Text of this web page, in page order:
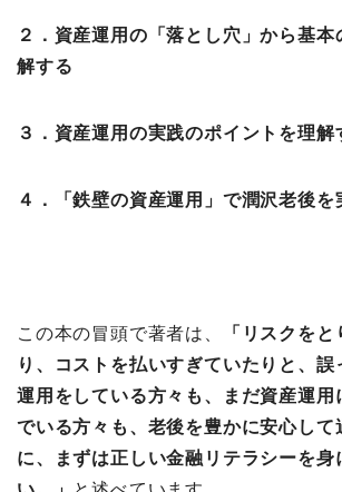
２．資産運⽤の「落とし⽳」から基本
解する
３．資産運⽤の実践のポイントを理解
４．「鉄壁の資産運⽤」で潤沢⽼後を
この本の冒頭で著者は、
「リスクを
り、コストを払いすぎていたりと、誤
運用をしている方々も、まだ資産運用
でいる方々も、老後を豊かに安心して
に、まずは正しい金融リテラシーを身